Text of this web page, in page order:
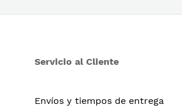
Servicio al Cliente
Envíos y tiempos de entrega